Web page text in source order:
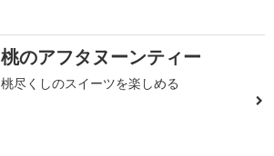
桃のアフタヌーンティー
桃尽くしのスイーツを楽しめる